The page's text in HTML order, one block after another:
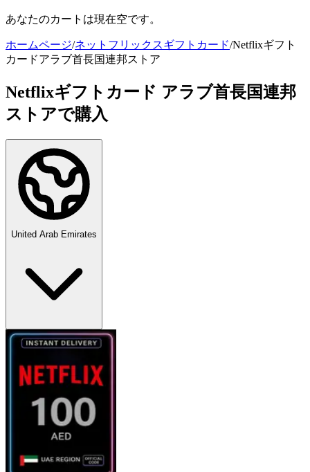
あなたのカートは現在空です。
ホームページ/ネットフリックスギフトカード/Netflixギフト
カードアラブ首長国連邦ストア
Netflixギフトカード アラブ首長国連邦
ストアで購入
United Arab Emirates